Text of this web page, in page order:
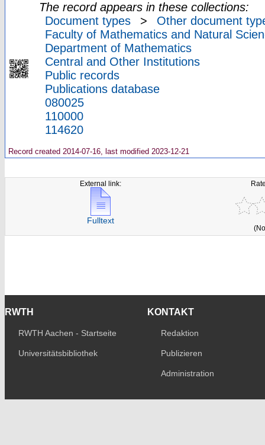
The record appears in these collections:
Document types
>
Other document
Faculty of Mathematics and Natural
Department of Mathematics
Central and Other Institutions
Public records
Publications database
080025
110000
114620
Record created 2014-07-16, last modified 2023-12-21
External link:
Fulltext
RWTH
RWTH Aachen - Startseite
Universitätsbibliothek
KONTAKT
Redaktion
Publizieren
Administration